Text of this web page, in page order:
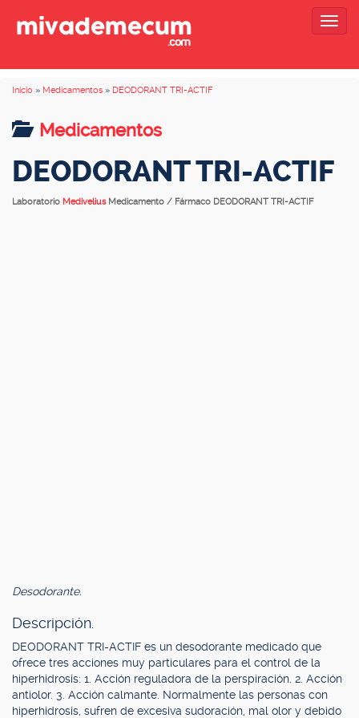
Inicio » Medicamentos » DEODORANT TRI-ACTIF
Medicamentos
DEODORANT TRI-ACTIF
Laboratorio Medivelius Medicamento / Fármaco DEODORANT TRI-ACTIF
Desodorante.
Descripción.
DEODORANT TRI-ACTIF es un desodorante medicado que
ofrece tres acciones muy particulares para el control de la
hiperhidrosis: 1. Acción reguladora de la perspiración. 2. Acción
antiolor. 3. Acción calmante. Normalmente las personas con
hiperhidrosis, sufren de excesiva sudoración, mal olor y debido